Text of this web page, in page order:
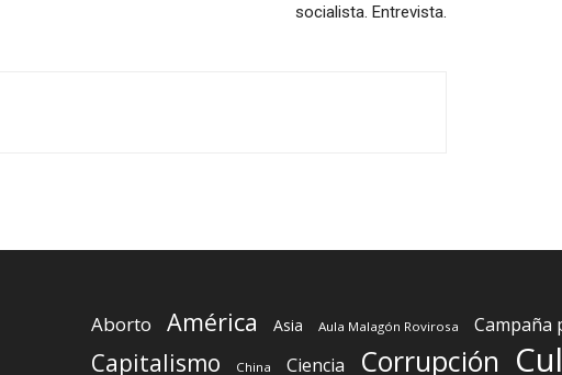
socialista. Entrevista.
Aborto América Asia Aula Malagón Rovirosa Campaña
Capitalismo China Ciencia Corrupción